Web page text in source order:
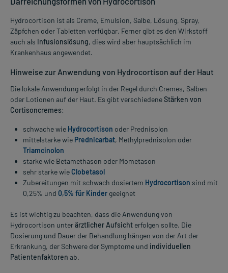
Hydrocortison ist als Creme, Emulsion, Salbe, Lösung, Spray,
Zäpfchen oder Tabletten verfügbar. Ferner gibt es den Wirkstoff
auch als Infusionslösung, dies wird aber hauptsächlich im
Krankenhaus angewendet.
Hinweise zur Anwendung von Hydrocortison auf der Haut
Die lokale Anwendung erfolgt in der Regel durch Cremes, Salben
oder Lotionen auf der Haut. Es gibt verschiedeneStärken von
Cortisoncremes:
schwache wie Hydrocortison oder Prednisolon
mittelstarke wie Prednicarbat, Methylprednisolon oder
Triamcinolon
starke wie Betamethason oder Mometason
sehr starke wieClobetasol
Zubereitungen mit schwach dosiertem Hydrocortison sind mit
0,25% und 0,5% für Kinder geeignet
Es ist wichtig zu beachten, dass die Anwendung von
Hydrocortison unterärztlicher Aufsicht erfolgen sollte. Die
Dosierung und Dauer der Behandlung hängen von der Art der
Erkrankung, der Schwere der Symptome und individuellen
Patientenfaktoren ab.